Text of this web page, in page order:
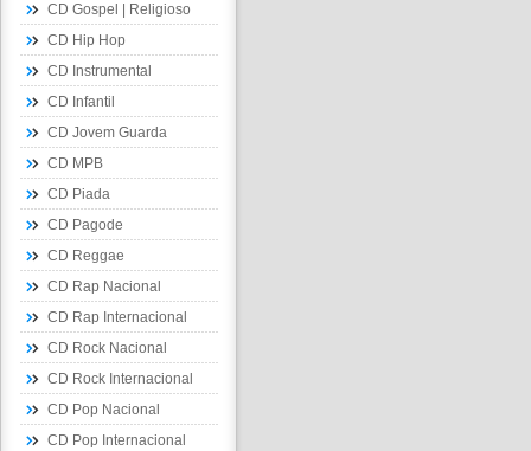
CD Gospel | Religioso
CD Hip Hop
CD Instrumental
CD Infantil
CD Jovem Guarda
CD MPB
CD Piada
CD Pagode
CD Reggae
CD Rap Nacional
CD Rap Internacional
CD Rock Nacional
CD Rock Internacional
CD Pop Nacional
CD Pop Internacional